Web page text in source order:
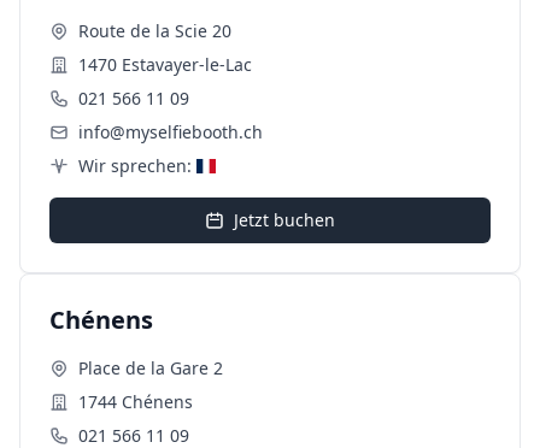
Route de la Scie 20
1470 Estavayer-le-Lac
021 566 11 09
info@myselfiebooth.ch
Wir sprechen:
Jetzt buchen
Chénens
Place de la Gare 2
1744 Chénens
021 566 11 09